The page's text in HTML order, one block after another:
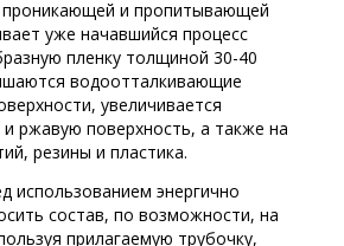
и пропитывающей
уже начавшийся процесс
пленку толщиной 30-40
водоотталкивающие
увеличивается
ржавую поверхность, а также на
резины и пластика.
использованием энергично
состав, по возможности, на
прилагаемую трубочку,